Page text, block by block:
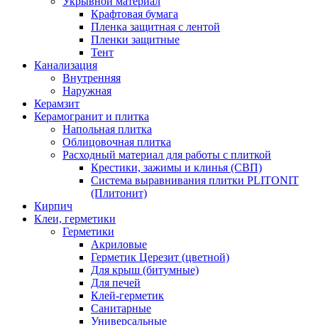
Крафтовая бумага
Пленка защитная с лентой
Пленки защитные
Тент
Канализация
Внутренняя
Наружная
Керамзит
Керамогранит и плитка
Напольная плитка
Облицовочная плитка
Расходный материал для работы с плиткой
Крестики, зажимы и клинья (СВП)
Система выравнивания плитки PLITONIT
(Плитонит)
Кирпич
Клеи, герметики
Герметики
Акриловые
Герметик Церезит (цветной)
Для крыш (битумные)
Для печей
Клей-герметик
Санитарные
Универсальные